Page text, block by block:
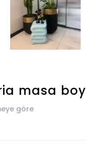
masa boy
göre